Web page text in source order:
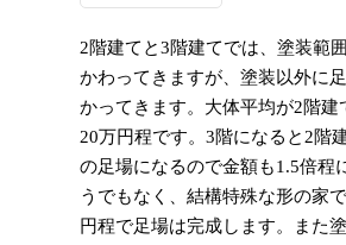
2階建てと3階建てでは、塗装範
かわってきますが、塗装以外に
かってきます。大体平均が2階
20万円程です。3階になると2階
の足場になるので金額も1.5倍程
うでもなく、結構特殊な形の家
円程で足場は完成します。また